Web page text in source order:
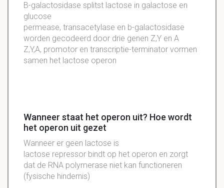
B-galactosidase splitst lactose in galactose en
glucose
permease, transacetylase en b-galactosidase
worden gecodeerd door drie genen Z,Y en A
Z,Y,A, promotor en transcriptie-terminator vormen
samen het lactose operon
Wanneer staat het operon uit? Hoe wordt
het operon uit gezet
Wanneer er geen lactose is
lactose repressor bindt op het operon en zorgt
dat de RNA polymerase niet kan functioneren
(fysische hindernis)